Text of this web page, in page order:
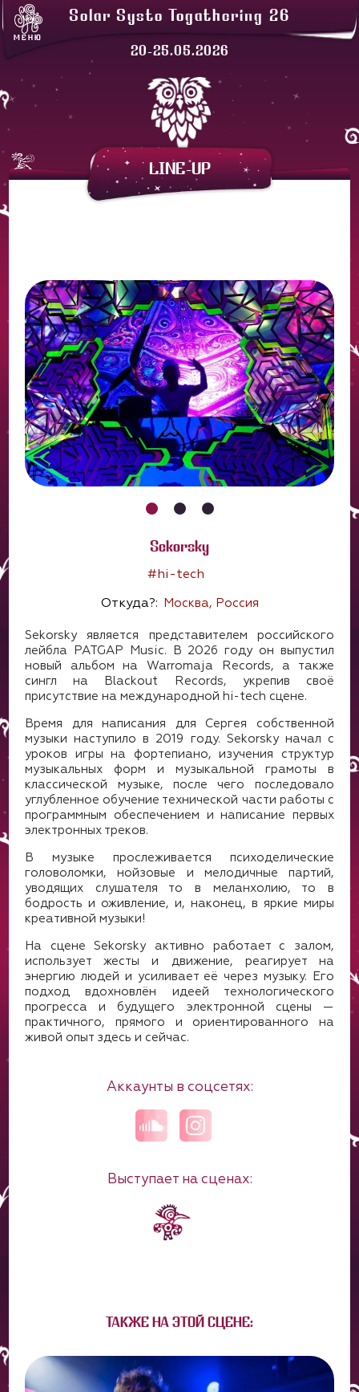
МЕНЮ
Solar Systo Togathering 26
20-25.05.2026
СОЛАРХЕЙМ
ЛАВКИ
LINE-UP
Sekorsky
#hi-tech
Откуда?: Москва, Россия
Sekorsky является представителем российского
лейбла PATGAP Music. В 2026 году он выпустил
новый альбом на Warromaja Records, а также
сингл на Blackout Records, укрепив своё
присутствие на международной hi-tech сцене.
Время для написания для Сергея собственной
музыки наступило в 2019 году. Sekorsky начал с
уроков игры на фортепиано, изучения структур
музыкальных форм и музыкальной грамоты в
классической музыке, после чего последовало
углубленное обучение технической части работы с
программным обеспечением и написание первых
электронных треков.
В музыке прослеживается психоделические
головоломки, нойзовые и мелодичные партий,
уводящих слушателя то в меланхолию, то в
бодрость и оживление, и, наконец, в яркие миры
креативной музыки!
На сцене Sekorsky активно работает с залом,
использует жесты и движение, реагирует на
энергию людей и усиливает её через музыку. Его
подход вдохновлён идеей технологического
прогресса и будущего электронной сцены —
практичного, прямого и ориентированного на
живой опыт здесь и сейчас.
Аккаунты в соцсетях:
Выступает на сценах:
ТАКЖЕ НА ЭТОЙ СЦЕНЕ: